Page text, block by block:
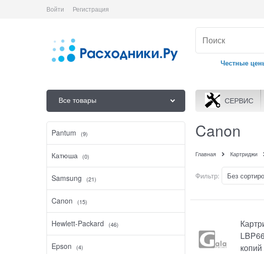
Войти Регистрация
Честные
Все товары СЕРВИС
Pantum (9)
Катюша (0)
Samsung (21)
Canon (15)
Hewlett-Packard (46)
Epson (4)
Canon
Главная Картриджи
Фильтр: Без